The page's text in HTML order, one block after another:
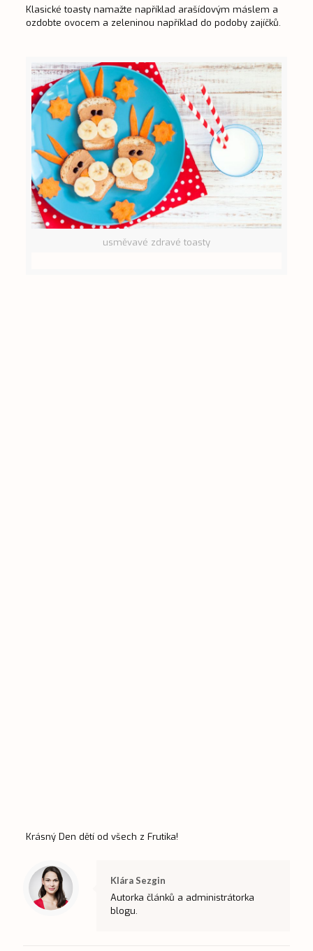
Klasické toasty namažte například arašídovým máslem a
ozdobte ovocem a zeleninou například do podoby zajíčků.
usměvavé zdravé toasty
Krásný Den dětí od všech z Frutika!
Klára Sezgin
Autorka článků a administrátorka
blogu.